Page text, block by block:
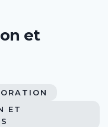
et
ET